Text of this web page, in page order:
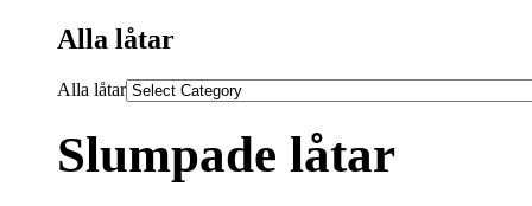
Alla låtar
Alla låtar
Slumpade låtar